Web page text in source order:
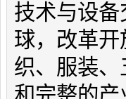
技术与设备
球，改革
织、服装